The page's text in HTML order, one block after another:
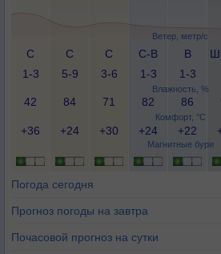
Ветер, метр/с
Влажность, %
Комфорт, °C
Магнитные бури
С
1-3
С
5-9
С
3-6
С-В
1-3
В
1-3
42 84 71 82 86
+36 +24 +30 +24 +22
Погода сегодня
Прогноз погоды на завтра
Почасовой прогноз на сутки